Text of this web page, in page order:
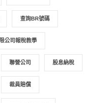
查詢BR號碼
公司報稅教學
聯營公司 股息納稅
裁員賠償